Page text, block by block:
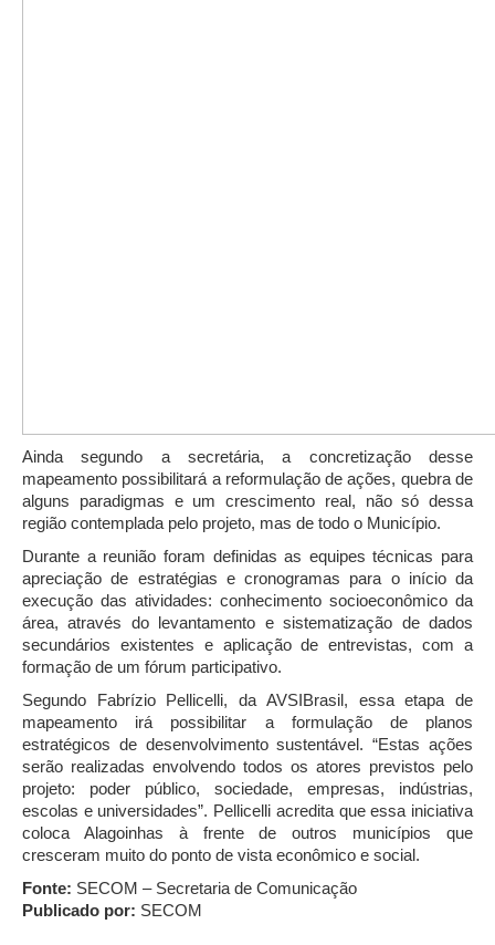
Ainda segundo a secretária, a concretização desse
mapeamento possibilitará a reformulação de ações, quebra de
alguns paradigmas e um crescimento real, não só dessa
região contemplada pelo projeto, mas de todo o Município.
Durante a reunião foram definidas as equipes técnicas para
apreciação de estratégias e cronogramas para o início da
execução das atividades: conhecimento socioeconômico da
área, através do levantamento e sistematização de dados
secundários existentes e aplicação de entrevistas, com a
formação de um fórum participativo.
Segundo Fabrízio Pellicelli, da AVSIBrasil, essa etapa de
mapeamento irá possibilitar a formulação de planos
estratégicos de desenvolvimento sustentável. “Estas ações
serão realizadas envolvendo todos os atores previstos pelo
projeto: poder público, sociedade, empresas, indústrias,
escolas e universidades”. Pellicelli acredita que essa iniciativa
coloca Alagoinhas à frente de outros municípios que
cresceram muito do ponto de vista econômico e social.
Fonte: SECOM – Secretaria de Comunicação
Publicado por: SECOM